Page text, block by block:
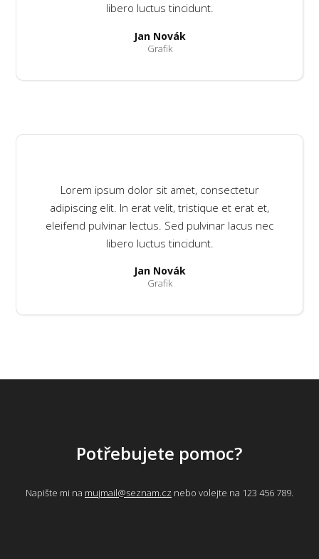
libero luctus tincidunt.
Jan Novák
Grafik
Lorem ipsum dolor sit amet, consectetur
adipiscing elit. In erat velit, tristique et erat et,
eleifend pulvinar lectus. Sed pulvinar lacus nec
libero luctus tincidunt.
Jan Novák
Grafik
Potřebujete pomoc?
Napište mi na mujmail@seznam.cz nebo volejte na 123 456 789.